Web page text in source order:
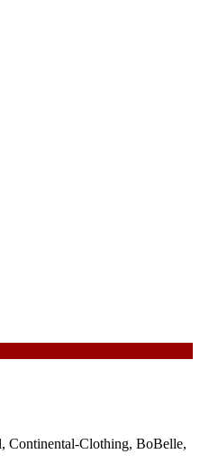
Continental-Clothing, BoBelle,